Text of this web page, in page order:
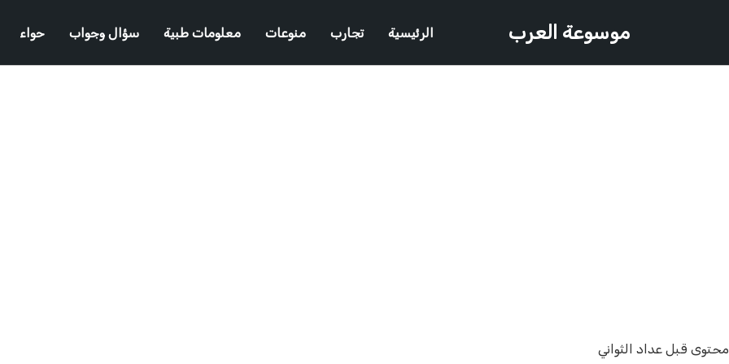
موسوعة العرب الرئيسية تجارب منوعات معلومات طبية سؤال وجواب حواء
محتوى قبل عداد الثواني